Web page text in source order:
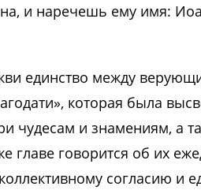
и наречешь ему имя:
единство между
которая была
чудесам и знамениям, а
главе говорится об их
согласию и